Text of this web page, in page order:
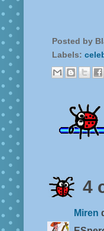
Posted by
Labels:
4
Miren